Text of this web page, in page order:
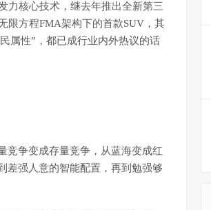
力核心技术，继去年推出全新第三
限方程FMA架构下的首款SUV，其
属性”，都已成行业内外热议的话
竞争变成存量竞争，从蓝海变成红
差强人意的智能配置，再到勉强够